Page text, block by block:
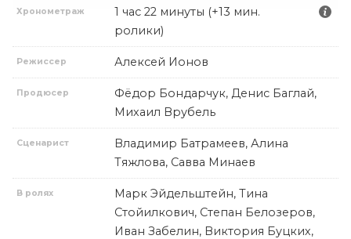
Хронометраж
1 час 22 минуты (+13 мин.
ролики)
Режиссер Алексей Ионов
Продюсер
Фёдор Бондарчук, Денис Баглай,
Михаил Врубель
Сценарист
Владимир Батрамеев, Алина
Тяжлова, Савва Минаев
В ролях
Марк Эйдельштейн, Тина
Стойилкович, Степан Белозеров,
Иван Забелин, Виктория Буцких,